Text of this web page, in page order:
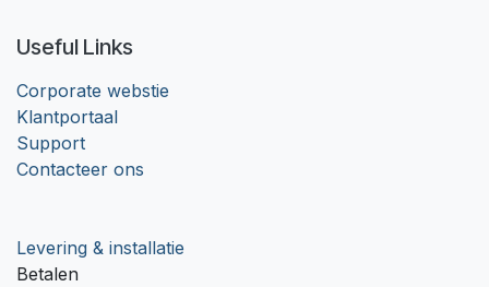
Useful Links
Corporate webstie
Klantportaal
Support
Contacteer ons
Levering & installatie
Betalen